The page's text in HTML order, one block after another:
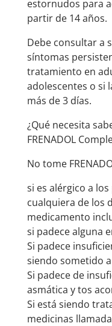
estornudos para
partir de 14 años.
Debe consultar a
síntomas
tratamiento en
adolescentes o si
más de 3 días.
¿Qué necesita
FRENADOL
No tome
si es alérgico a
cualquiera de los
medicamento
si padece alguna
Si padece
siendo sometido
Si padece de
asmática y tos
Si está siendo
medicinas